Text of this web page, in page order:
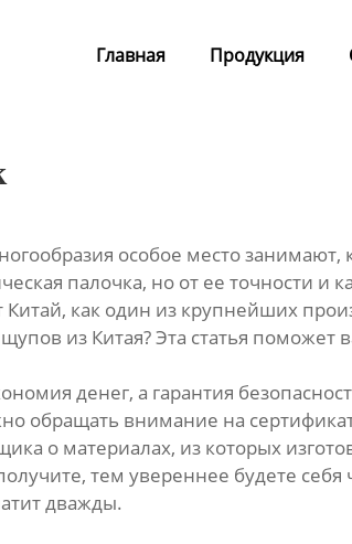
Главная Продукция
особое место занимают,
палочка, но от ее точности и
как один из крупнейших
из Китая? Эта статья поможет
денег, а гарантия
обращать внимание на
о материалах, из которых
тем увереннее будете себя
дважды.